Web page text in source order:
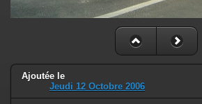
Ajoutée le
Jeudi 12 Octobre 2006